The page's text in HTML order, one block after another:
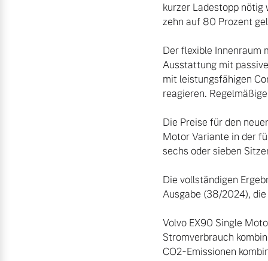
kurzer Ladestopp
zehn auf 80 Prozent
Der flexible Innenraum
Ausstattung mit
mit leistungsfähigen
reagieren.
Die Preise für den
Motor Variante in der
sechs oder sieben
Die vollständigen
Ausgabe (38/2024),
Volvo EX90 Single
Stromverbrauch
CO2-Emissionen